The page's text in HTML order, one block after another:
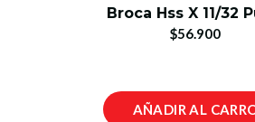
Broca Hss X 11/32
$56.900
AÑADIR AL